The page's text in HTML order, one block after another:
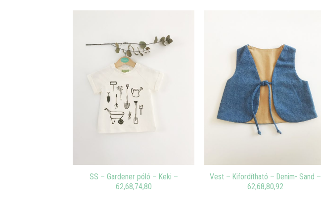
SS – Gardener póló – Keki –
62,68,74,80
Vest – Kifordítható – Denim- Sand –
62,68,80,92